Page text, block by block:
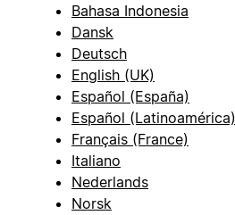
Bahasa Indonesia
Dansk
Deutsch
English (UK)
Español (España)
Español (Latinoamérica)
Français (France)
Italiano
Nederlands
Norsk